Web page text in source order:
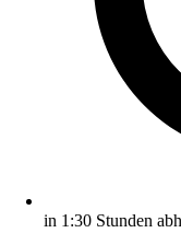
in 1:30 Stunden